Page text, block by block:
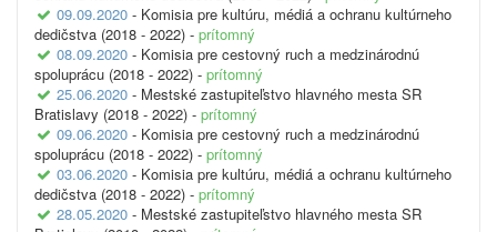
09.09.2020 - Komisia pre kultúru, médiá a ochranu kultúrneho
dedičstva (2018 - 2022) - prítomný
08.09.2020 - Komisia pre cestovný ruch a medzinárodnú
spoluprácu (2018 - 2022) - prítomný
25.06.2020 - Mestské zastupiteľstvo hlavného mesta SR
Bratislavy (2018 - 2022) - prítomný
09.06.2020 - Komisia pre cestovný ruch a medzinárodnú
spoluprácu (2018 - 2022) - prítomný
03.06.2020 - Komisia pre kultúru, médiá a ochranu kultúrneho
dedičstva (2018 - 2022) - prítomný
28.05.2020 - Mestské zastupiteľstvo hlavného mesta SR